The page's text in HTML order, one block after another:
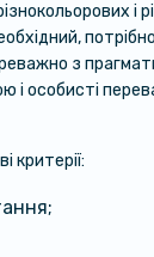
і
з
і особисті
критерії: